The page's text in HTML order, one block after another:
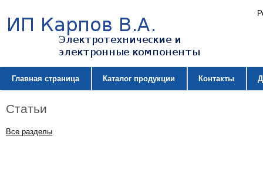
Главная страница Каталог продукции Контакты
Статьи
Все разделы